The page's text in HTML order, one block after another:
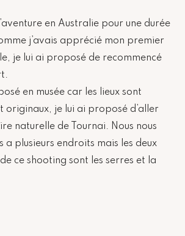
en Australie pour une durée
j’avais apprécié mon premier
je lui ai proposé de recommencé
en musée car les lieux sont
originaux, je lui ai proposé d’aller
naturelle de Tournai. Nous nous
a plusieurs endroits mais les deux
ce shooting sont les serres et la